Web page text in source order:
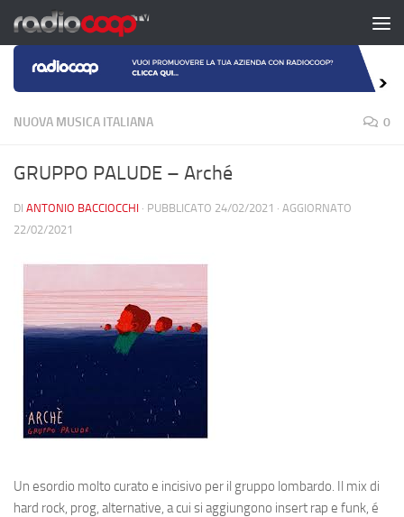
Salta al contenuto
NUOVA MUSICA ITALIANA 0
GRUPPO PALUDE – Arché
DI ANTONIO BACCIOCCHI · PUBBLICATO 24/02/2021 · AGGIORNATO
22/02/2021
Un esordio molto curato e incisivo per il gruppo lombardo. Il mix di
hard rock, prog, alternative, a cui si aggiungono insert rap e funk, é